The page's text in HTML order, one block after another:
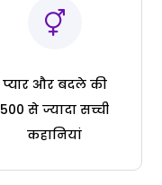
प्यार और बदले की
500 से ज्यादा सच्ची
कहानियां